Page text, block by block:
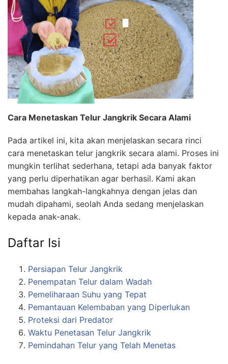
Cara Menetaskan Telur Jangkrik Secara Alami
Pada artikel ini, kita akan menjelaskan secara rinci
cara menetaskan telur jangkrik secara alami. Proses ini
mungkin terlihat sederhana, tetapi ada banyak faktor
yang perlu diperhatikan agar berhasil. Kami akan
membahas langkah-langkahnya dengan jelas dan
mudah dipahami, seolah Anda sedang menjelaskan
kepada anak-anak.
Daftar Isi
Persiapan Telur Jangkrik
Penempatan Telur dalam Wadah
Pemeliharaan Suhu yang Tepat
Pemantauan Kelembaban yang Diperlukan
Proteksi dari Predator
Waktu Penetasan Telur Jangkrik
Pemindahan Telur yang Telah Menetas